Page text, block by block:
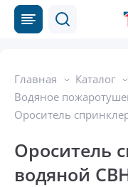
Главная Каталог
Водяное
Ороситель
Ороситель
водяной